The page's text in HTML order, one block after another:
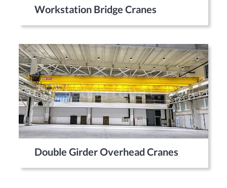
Workstation Bridge Cranes
Double Girder Overhead Cranes